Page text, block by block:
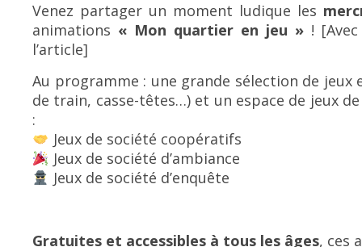
Venez partager un moment ludique les
animations « Mon quartier en jeu »! [Avec
l’article]
Au programme : une grande sélection de
de train, casse-têtes…) et un espace de jeux
:
Jeux de société coopératifs
Jeux de société d’ambiance
Jeux de société d’enquête
Gratuites et accessibles à tous les âges, ces